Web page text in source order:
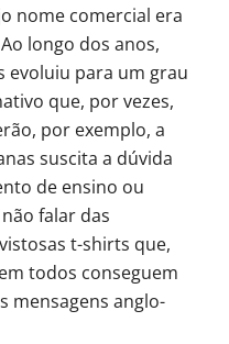
nome comercial era
longo dos anos,
evoluiu para um grau
que, por vezes,
por exemplo, a
suscita a dúvida
de ensino ou
falar das
t-shirts que,
todos conseguem
mensagens anglo-